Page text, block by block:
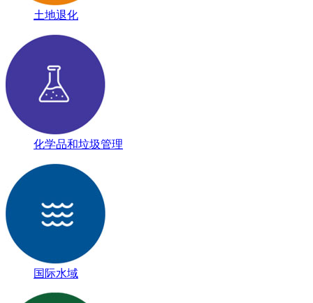
土地退化
化学品和垃圾管理
国际水域